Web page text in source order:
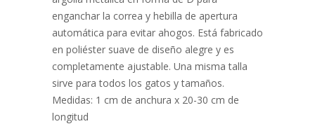
enganchar la correa y hebilla de apertura
automática para evitar ahogos. Está fabricado
en poliéster suave de diseño alegre y es
completamente ajustable. Una misma talla
sirve para todos los gatos y tamaños.
Medidas: 1 cm de anchura x 20-30 cm de
longitud